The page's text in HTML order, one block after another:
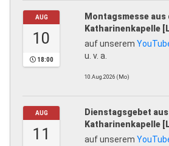
AUG
10
18:00
Montagsmesse aus
Katharinenkapelle
auf unserem
u. v. a.
10.Aug.2026 (Mo)
AUG
11
Dienstagsgebet
Katharinenkapelle
auf unserem